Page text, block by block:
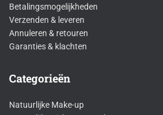
Betalingsmogelijkheden
Verzenden & leveren
Annuleren & retouren
Garanties & klachten
Categorieën
Natuurlijke Make-up